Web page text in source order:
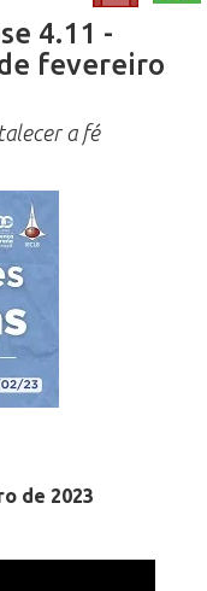
4.11 -
fevereiro
a fé
de 2023